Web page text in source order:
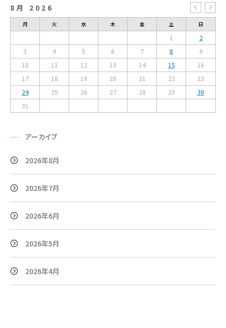
8月 2026
月 火 水 木 金 土 日
1
2
3
4 5 6 7 8
9
10
11 12 13 14 15
16
17
18 19 20 21 22
23
24
25 26 27 28 29
30
31
アーカイブ
2026年8月
2026年7月
2026年6月
2026年5月
2026年4月